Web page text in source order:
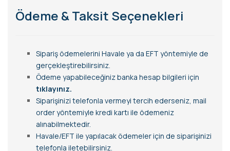
Ödeme & Taksit Seçenekleri
Sipariş ödemelerini Havale ya da EFT yöntemiyle de
gerçekleştirebilirsiniz.
Ödeme yapabileceğiniz banka hesap bilgileri için
tıklayınız.
Siparişinizi telefonla vermeyi tercih ederseniz, mail
order yöntemiyle kredi kartı ile ödemeniz
alınabilmektedir.
Havale/EFT ile yapılacak ödemeler için de siparişinizi
telefonla iletebilirsiniz.